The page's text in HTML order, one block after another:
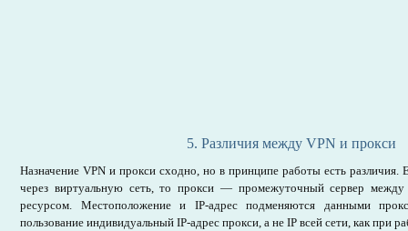
5. Различия между VPN и прокси
Назначение VPN и прокси сходно, но в принципе работы есть
через виртуальную сеть, то прокси — промежуточный сервер
ресурсом. Местоположение и IP-адрес подменяются данными
пользование индивидуальный IP-адрес прокси, а не IP всей сети, как при